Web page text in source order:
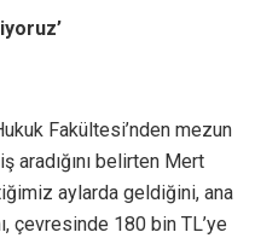
Fakültesi’nden mezun
aradığını belirten Mert
aylarda geldiğini, ana
çevresinde 180 bin TL’ye